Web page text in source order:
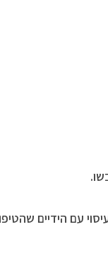
עם הידיים